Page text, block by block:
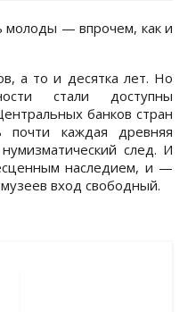
молоды — впрочем, как и
а то и десятка лет. Но
стали доступны
банков стран
каждая древняя
след. И
наследием, и —
вход свободный.